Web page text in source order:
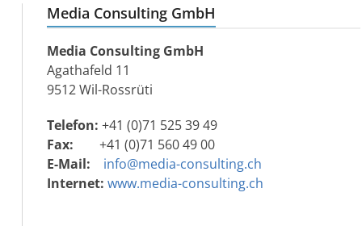
Media Consulting GmbH
Media Consulting GmbH
Agathafeld 11
9512 Wil-Rossrüti
Telefon: +41 (0)71 525 39 49
Fax: +41 (0)71 560 49 00
E-Mail:
info@media-consulting.ch
Internet: www.media-consulting.ch